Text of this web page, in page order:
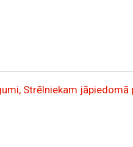
Strēlniekam jāpiedomā